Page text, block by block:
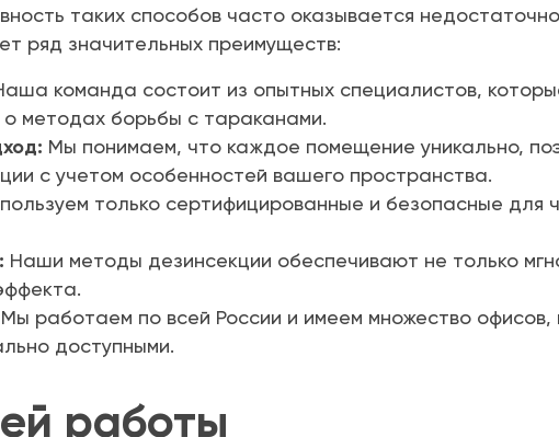
таких способов часто оказывается
ряд значительных преимуществ:
команда состоит из опытных специалистов,
методах борьбы с тараканами.
Мы понимаем, что каждое помещение уникально,
с учетом особенностей вашего пространства.
только сертифицированные и безопасные для
Наши методы дезинсекции обеспечивают не только
Мы работаем по всей России и имеем множество
доступными.
работы